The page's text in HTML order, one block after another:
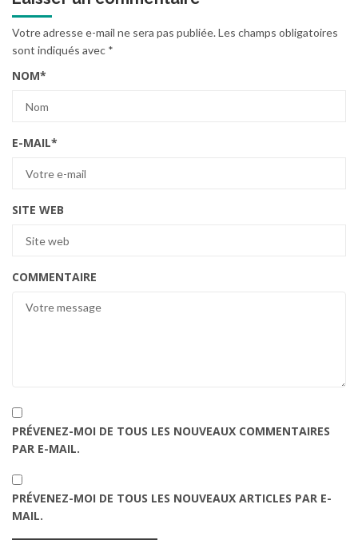
Votre adresse e-mail ne sera pas publiée.Les champs obligatoires
sont indiqués avec *
NOM*
E-MAIL*
SITE WEB
COMMENTAIRE
PRÉVENEZ-MOI DE TOUS LES NOUVEAUX COMMENTAIRES
PAR E-MAIL.
PRÉVENEZ-MOI DE TOUS LES NOUVEAUX ARTICLES PAR E-
MAIL.